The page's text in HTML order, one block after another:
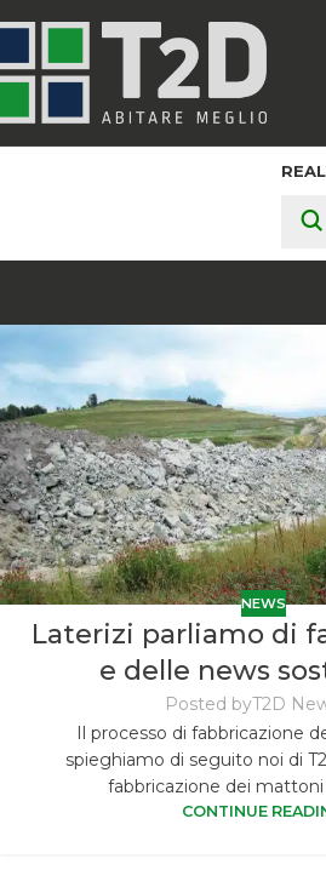
NEWS
Laterizi parliamo di
e delle news
Posted byT2D
Il processo di fabbricazione
spieghiamo di seguito noi di
fabbricazione dei mattoni
CONTINUE